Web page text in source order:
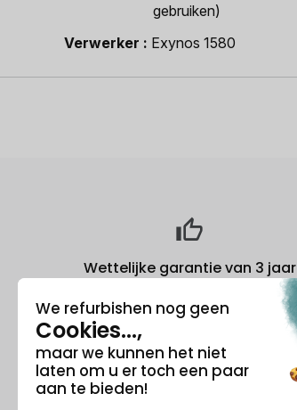
gebruiken)
Verwerker
Exynos 1580
Wettelijke garantie van 3 jaar
Over ons